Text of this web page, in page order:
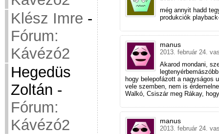
Klész Imre -
Fórum:
Kávézó2
Hegedüs
Zoltán -
Fórum:
Kávézó2
még annyit hadd
produkciók
manus
2013. február 24.
Akarod mondani,
hogy belepofázott a nagyságos
vele szemben, nem is
Walkó, Csiszár meg Rákay,
manus
2013. február 24.